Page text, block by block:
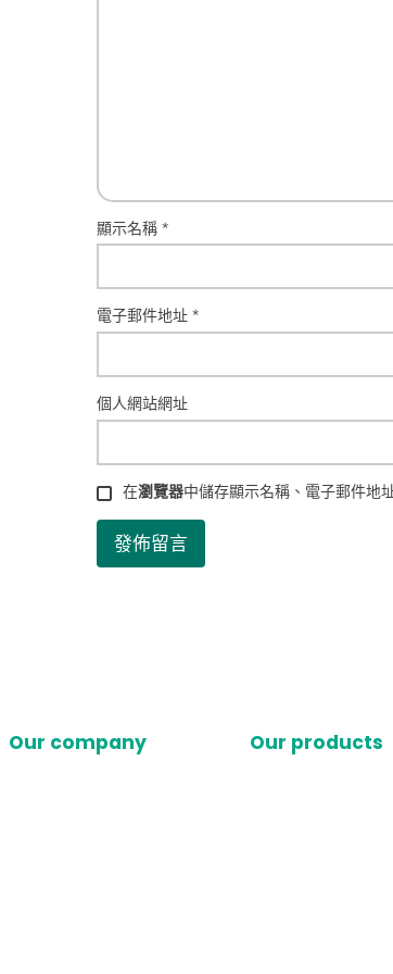
顯示名稱 *
電子郵件地址 *
個人網站網址
在瀏覽器中儲存顯示名稱、電子郵件地
Our company Our products